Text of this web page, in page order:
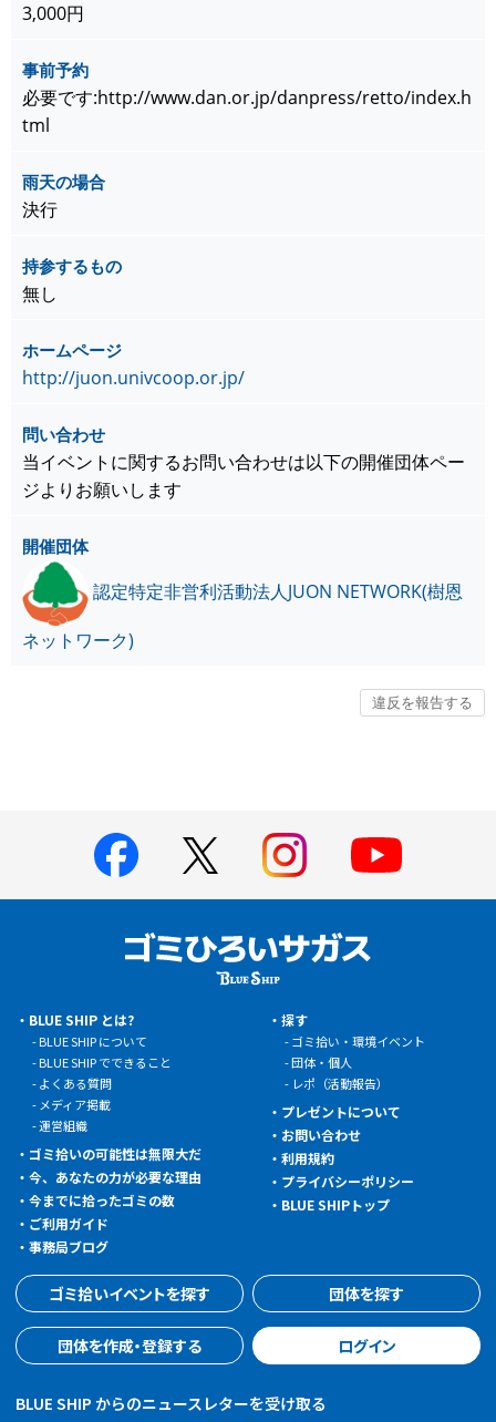
3,000円
事前予約
必要です:http://www.dan.or.jp/danpress/retto/index.h
tml
雨天の場合
決行
持参するもの
無し
ホームページ
http://juon.univcoop.or.jp/
問い合わせ
当イベントに関するお問い合わせは以下の開催団体ペー
ジよりお願いします
開催団体
認定特定非営利活動法人JUON NETWORK(樹恩
ネットワーク)
BLUE SHIP とは?
BLUE SHIP について
BLUE SHIP でできること
よくある質問
メディア掲載
運営組織
ゴミ拾いの可能性は無限大だ
今、あなたの力が必要な理由
今までに拾ったゴミの数
ご利用ガイド
事務局ブログ
探す
ゴミ拾い・環境イベント
団体・個人
レポ（活動報告）
プレゼントについて
お問い合わせ
利用規約
プライバシーポリシー
BLUE SHIPトップ
ゴミ拾いイベントを探す 団体を探す
団体を作成・登録する ログイン
BLUE SHIP からのニュースレターを受け取る